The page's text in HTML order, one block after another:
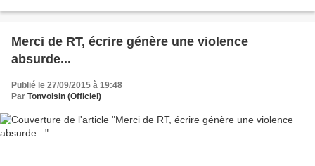
Merci de RT, écrire génère une violence
absurde...
Publié le 27/09/2015 à 19:48
Par Tonvoisin (Officiel)